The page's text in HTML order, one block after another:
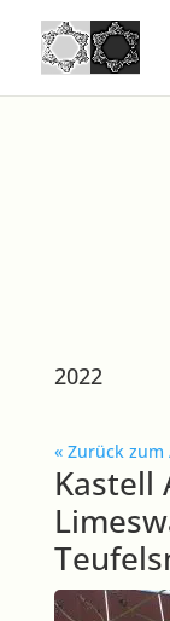
2022
« Zurück zum
Kastell